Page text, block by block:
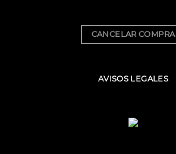
CANCELAR COMPRA
AVISOS LEGALES